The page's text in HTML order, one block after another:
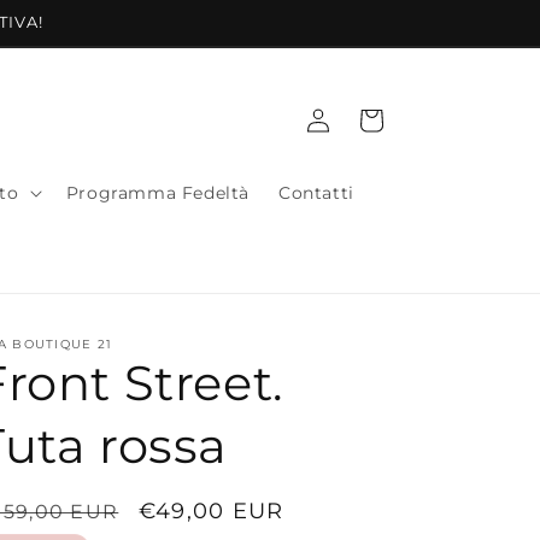
Programma Fedeltà Contatti
Accedi Carrello
BOUTIQUE 21
Street.
rossa
EUR
Prezzo
€49,00 EUR